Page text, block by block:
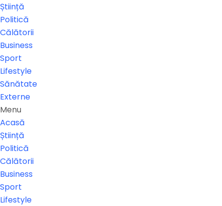
Știință
Politică
Călătorii
Business
Sport
Lifestyle
Sănătate
Externe
Menu
Acasă
Știință
Politică
Călătorii
Business
Sport
Lifestyle